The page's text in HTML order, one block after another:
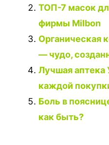
ТОП-7 масок
фирмы Milbon
Органическая
— чудо,
Лучшая
каждой
Боль в
как быть?